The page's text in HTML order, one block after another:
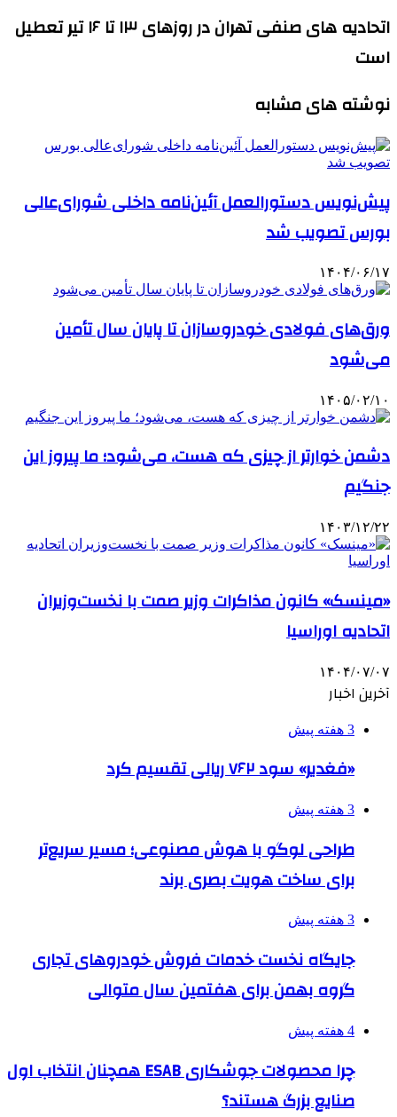
اتحادیه های صنفی تهران در روزهای ۱۳ تا ۱۶ تیر تعطیل
است
نوشته های مشابه
پیش‌نویس دستورالعمل آئین‌نامه داخلی شورای‌عالی
بورس تصویب شد
۱۴۰۴/۰۶/۱۷
ورق‌های فولادی خودروسازان تا پایان سال تأمین
می‌شود
۱۴۰۵/۰۲/۱۰
دشمن خوارتر از چیزی که هست، می‌شود؛ ما پیروز این
جنگیم
۱۴۰۳/۱۲/۲۲
«مینسک» کانون مذاکرات وزیر صمت با نخست‌وزیران
اتحادیه اوراسیا
۱۴۰۴/۰۷/۰۷
آخرین اخبار
3 هفته پیش
«فغدیر» سود ۷۶۲ ریالی تقسیم کرد
3 هفته پیش
طراحی لوگو با هوش مصنوعی؛ مسیر سریع‌تر
برای ساخت هویت بصری برند
3 هفته پیش
جایگاه نخست خدمات فروش خودروهای تجاری
گروه بهمن برای هفتمین سال متوالی
4 هفته پیش
چرا محصولات جوشکاری ESAB همچنان انتخاب اول
صنایع بزرگ هستند؟